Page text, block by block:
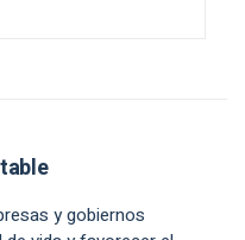
y gobiernos